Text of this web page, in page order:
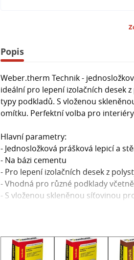
Popis
Weber.therm Technik -
ideální pro lepení izolačních desek
typy podkladů. S vloženou
omítku. Perfektní volba pro
Hlavní parametry:
- Jednosložková prášková lepicí a
- Na bázi cementu
- Pro lepení izolačních desek z
- Vhodná pro různé podklady
- S vloženou skleněnou síťovinou
Rovinnost podkladu je klíčová pro
smíchat s vodou a nechat odstát.